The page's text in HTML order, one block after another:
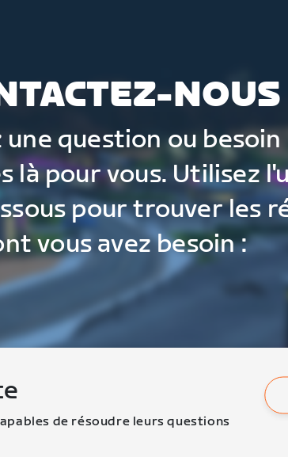
NOUS
une question ou besoin
là pour vous. Utilisez
pour trouver les
vous avez besoin :
de résoudre leurs questions